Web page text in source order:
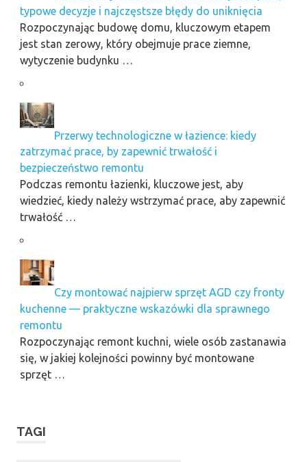
typowe decyzje i najczęstsze błędy do uniknięcia
Rozpoczynając budowę domu, kluczowym etapem
jest stan zerowy, który obejmuje prace ziemne,
wytyczenie budynku …
Przerwy technologiczne w łazience: kiedy
zatrzymać prace, by zapewnić trwałość i
bezpieczeństwo remontu
Podczas remontu łazienki, kluczowe jest, aby
wiedzieć, kiedy należy wstrzymać prace, aby zapewnić
trwałość …
Czy montować najpierw sprzęt AGD czy fronty
kuchenne — praktyczne wskazówki dla sprawnego
remontu
Rozpoczynając remont kuchni, wiele osób zastanawia
się, w jakiej kolejności powinny być montowane
sprzęt …
TAGI